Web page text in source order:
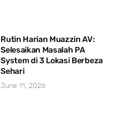
Rutin Harian Muazzin AV:
Selesaikan Masalah PA
System di 3 Lokasi Berbeza
Sehari
June 11, 2026